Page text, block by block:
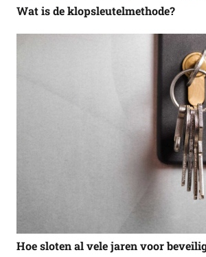
Wat is de klopsleutelmethode?
Hoe sloten al vele jaren voor